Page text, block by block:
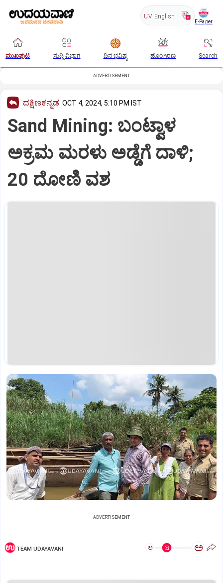
UV English
E-Paper
ಮುಖಪುಟ ಸುದ್ದಿ ವಿಭಾಗ ದಿನ ಭವಿಷ್ಯ ಹೊಂಗಿರಣ Search
ADVERTISEMENT
ದಕ್ಷಿಣಕನ್ನಡ OCT 4, 2024, 5:10 PM IST
Sand Mining: ಬಂಟ್ವಾಳ
ಅಕ್ರಮ ಮರಳು ಅಡ್ಡೆಗೆ ದಾಳಿ;
20 ದೋಣಿ ವಶ
ADVERTISEMENT
TEAM UDAYAVANI ಅ ಅ